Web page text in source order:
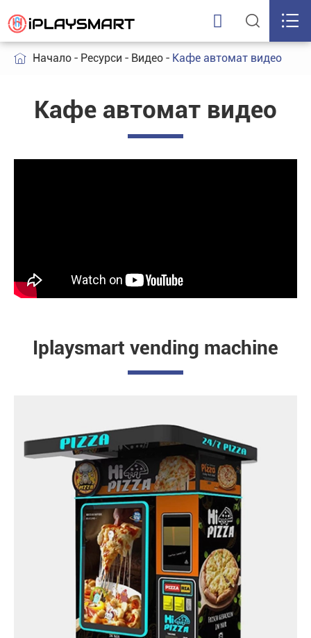
  
 Начало Ресурси Видео Кафе автомат видео
Кафе автомат видео
Iplaysmart vending machine